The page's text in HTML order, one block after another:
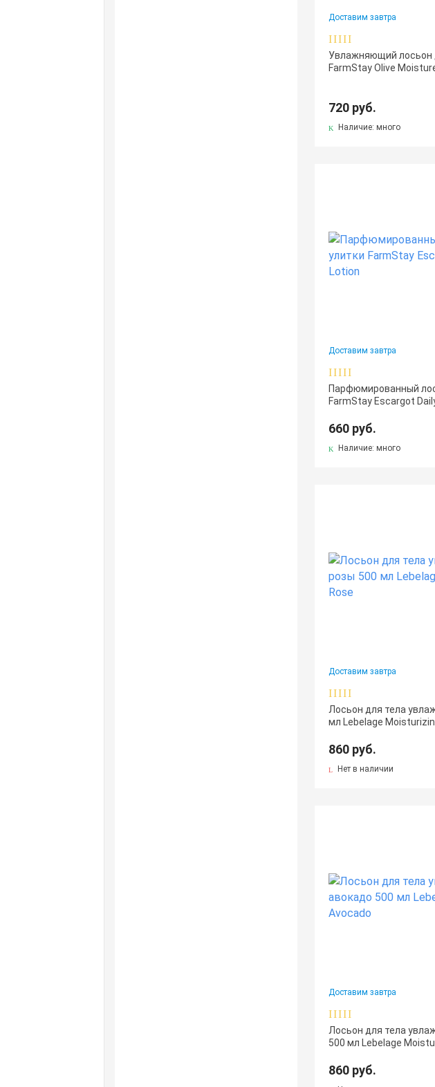
Доставим завтра
Увлажняющий лосьон
FarmStay Olive
720 руб.
Наличие: много
Доставим завтра
Парфюмированный
FarmStay Escargot
660 руб.
Наличие: много
Доставим завтра
Лосьон для тела
мл Lebelage
860 руб.
Нет в наличии
Доставим завтра
Лосьон для тела
500 мл Lebelage
860 руб.